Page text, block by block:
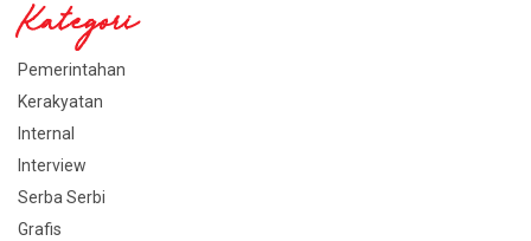
Kategori
Pemerintahan
Kerakyatan
Internal
Interview
Serba Serbi
Grafis